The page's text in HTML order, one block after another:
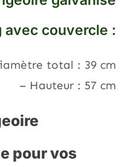
avec couvercle :
total : 39 cm
– Hauteur : 57 cm
pour vos